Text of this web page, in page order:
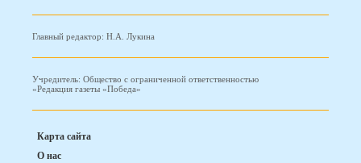
Главный редактор: Н.А. Лукина
Учредитель: Общество с ограниченной ответственностью
«Редакция газеты «Победа»
Карта сайта
О нас